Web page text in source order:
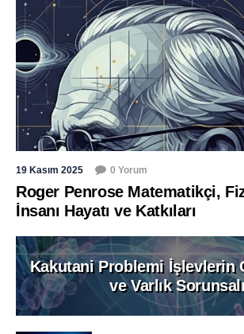
19 Kasım 2025 0 Yorum
Roger Penrose Matematikçi,
İnsanı Hayatı ve Katkıları
Kakutani Problemi İşlevlerin
ve Varlık